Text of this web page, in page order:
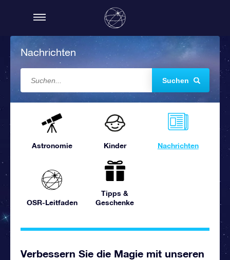
Nachrichten
Suchen
Astronomie Kinder Nachrichten
OSR-Leitfaden
Tipps &
Geschenke
Verbessern Sie die Magie mit unseren